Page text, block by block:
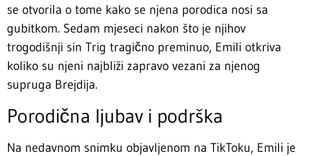
se otvorila o tome kako se njena porodica nosi sa
gubitkom. Sedam mjeseci nakon što je njihov
trogodišnji sin Trig tragično preminuo, Emili otkriva
koliko su njeni najbliži zapravo vezani za njenog
supruga Brejdija.
Porodična ljubav i podrška
Na nedavnom snimku objavljenom na TikToku, Emili je